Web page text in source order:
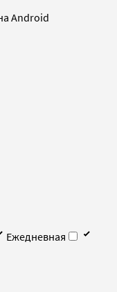
Android
Ежедневная